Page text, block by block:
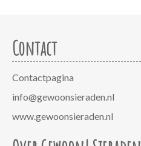
Contact
Contactpagina
info@gewoonsieraden.nl
www.gewoonsieraden.nl